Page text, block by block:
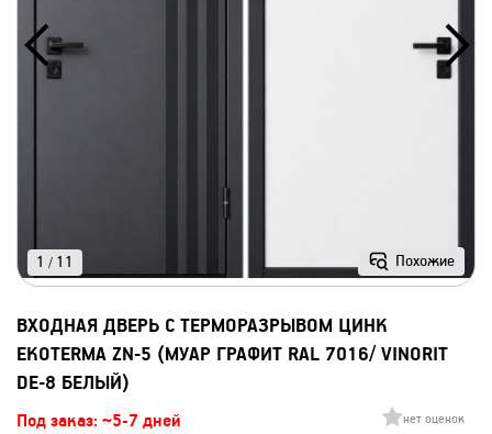
Похожие
1 / 11
ВХОДНАЯ ДВЕРЬ С ТЕРМОРАЗРЫВОМ ЦИНК
EKOTERMA ZN-5 (МУАР ГРАФИТ RAL 7016/ VINORIT
DE-8 БЕЛЫЙ)
Под заказ: ~5-7 дней нет оценок